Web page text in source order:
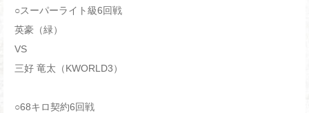
○スーパーライト級6回戦
英豪（緑）
VS
三好 竜太（KWORLD3）
○68キロ契約6回戦